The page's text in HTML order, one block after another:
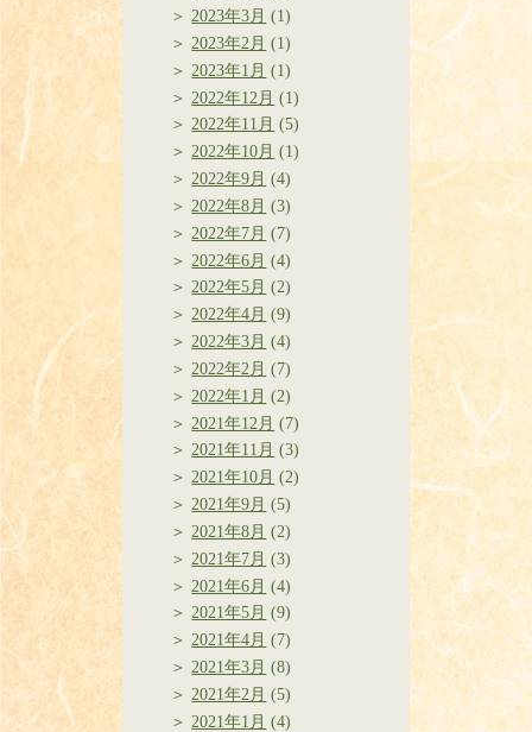
2023年3月 (1)
2023年2月 (1)
2023年1月 (1)
2022年12月 (1)
2022年11月 (5)
2022年10月 (1)
2022年9月 (4)
2022年8月 (3)
2022年7月 (7)
2022年6月 (4)
2022年5月 (2)
2022年4月 (9)
2022年3月 (4)
2022年2月 (7)
2022年1月 (2)
2021年12月 (7)
2021年11月 (3)
2021年10月 (2)
2021年9月 (5)
2021年8月 (2)
2021年7月 (3)
2021年6月 (4)
2021年5月 (9)
2021年4月 (7)
2021年3月 (8)
2021年2月 (5)
2021年1月 (4)